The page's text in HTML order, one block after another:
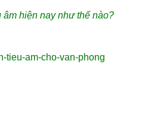
âm hiện nay như thế nào?